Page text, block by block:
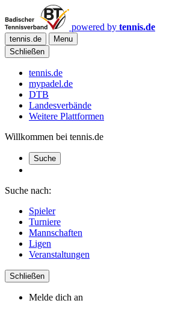
powered by tennis.de
tennis.de
Menu
Schließen
tennis.de
mypadel.de
DTB
Landesverbände
Weitere Plattformen
Willkommen bei tennis.de
Suche
Suche nach:
Spieler
Turniere
Mannschaften
Ligen
Veranstaltungen
Schließen
Melde dich an